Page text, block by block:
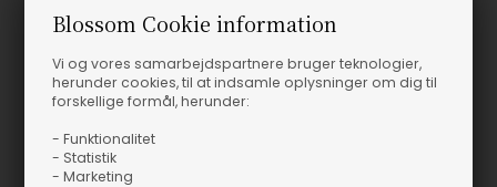
Blossom Cookie information
Vi og vores samarbejdspartnere bruger teknologier,
herunder cookies, til at indsamle oplysninger om dig til
forskellige formål, herunder:
- Funktionalitet
- Statistik
- Marketing
Produktinformation
Rudolph Care - Deo Roll Sæt - 2 stk.